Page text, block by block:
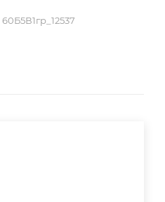
60Б5В1гр_12537